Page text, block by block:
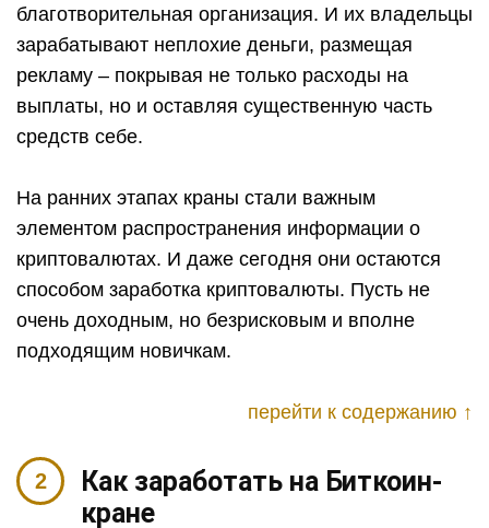
благотворительная организация. И их владельцы
зарабатывают неплохие деньги, размещая
рекламу – покрывая не только расходы на
выплаты, но и оставляя существенную часть
средств себе.
На ранних этапах краны стали важным
элементом распространения информации о
криптовалютах. И даже сегодня они остаются
способом заработка криптовалюты. Пусть не
очень доходным, но безрисковым и вполне
подходящим новичкам.
перейти к содержанию ↑
Как заработать на Биткоин-
кране